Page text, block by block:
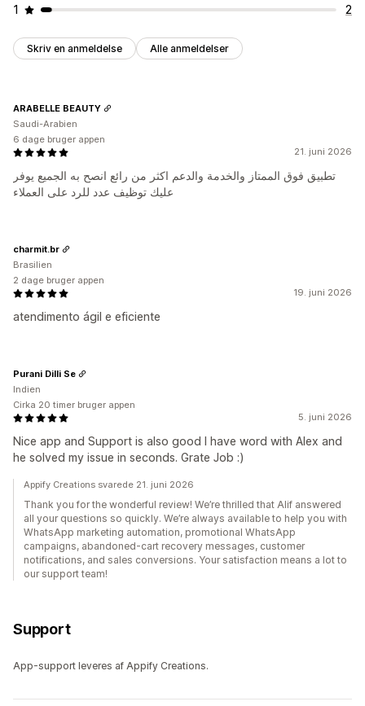
1 2
Skriv en anmeldelse Alle anmeldelser
21. juni 2026
تطبيق فوق الممتاز والخدمة والدعم اكثر من رائع انصح به الجميع يوفر
عليك توظيف عدد للرد على العملاء
ARABELLE BEAUTY
Saudi-Arabien
6 dage bruger appen
19. juni 2026
atendimento ágil e eficiente
charmit.br
Brasilien
2 dage bruger appen
5. juni 2026
Nice app and Support is also good I have word with Alex and
he solved my issue in seconds. Grate Job :)
Purani Dilli Se
Indien
Cirka 20 timer bruger appen
Appify Creations svarede 21. juni 2026
Thank you for the wonderful review! We’re thrilled that Alif answered
all your questions so quickly. We’re always available to help you with
WhatsApp marketing automation, promotional WhatsApp
campaigns, abandoned-cart recovery messages, customer
notifications, and sales conversions. Your satisfaction means a lot to
our support team!
Support
App-support leveres af Appify Creations.